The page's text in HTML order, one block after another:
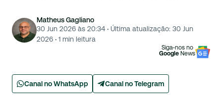
Matheus Gagliano
30 Jun 2026 às 20:34 · Última atualização: 30 Jun
2026 · 1 min leitura
Siga-nos no
Google News
Canal no WhatsApp Canal no Telegram